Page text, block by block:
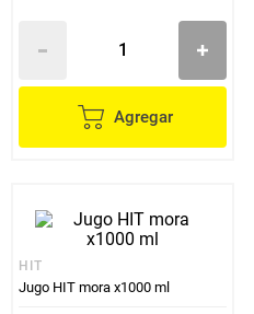
Agregar
HIT
Jugo HIT mora x1000 ml